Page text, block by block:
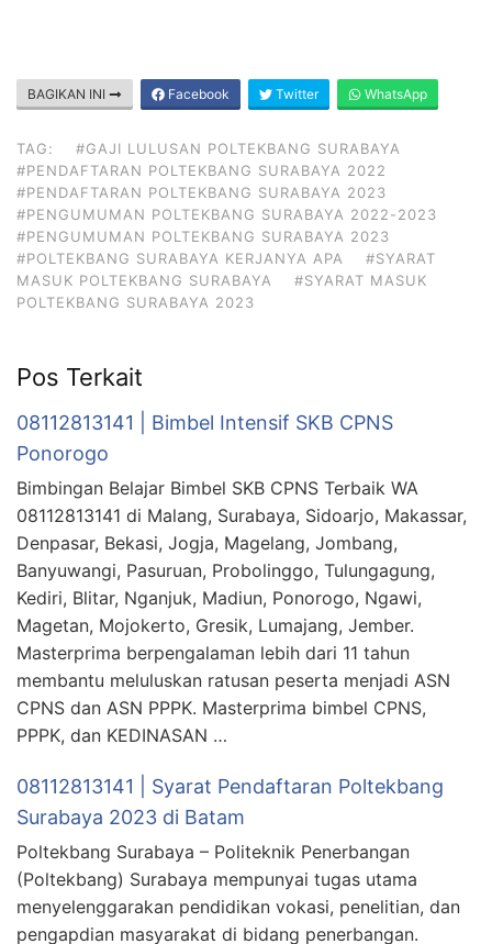
BAGIKAN INI Facebook Twitter WhatsApp
TAG:
#GAJI LULUSAN POLTEKBANG SURABAYA
#PENDAFTARAN POLTEKBANG SURABAYA 2022
#PENDAFTARAN POLTEKBANG SURABAYA 2023
#PENGUMUMAN POLTEKBANG SURABAYA 2022-2023
#PENGUMUMAN POLTEKBANG SURABAYA 2023
#POLTEKBANG SURABAYA KERJANYA APA
#SYARAT
MASUK POLTEKBANG SURABAYA
#SYARAT MASUK
POLTEKBANG SURABAYA 2023
Pos Terkait
08112813141 | Bimbel Intensif SKB CPNS
Ponorogo
Bimbingan Belajar Bimbel SKB CPNS Terbaik WA
08112813141 di Malang, Surabaya, Sidoarjo, Makassar,
Denpasar, Bekasi, Jogja, Magelang, Jombang,
Banyuwangi, Pasuruan, Probolinggo, Tulungagung,
Kediri, Blitar, Nganjuk, Madiun, Ponorogo, Ngawi,
Magetan, Mojokerto, Gresik, Lumajang, Jember.
Masterprima berpengalaman lebih dari 11 tahun
membantu meluluskan ratusan peserta menjadi ASN
CPNS dan ASN PPPK. Masterprima bimbel CPNS,
PPPK, dan KEDINASAN …
08112813141 | Syarat Pendaftaran Poltekbang
Surabaya 2023 di Batam
Poltekbang Surabaya – Politeknik Penerbangan
(Poltekbang) Surabaya mempunyai tugas utama
menyelenggarakan pendidikan vokasi, penelitian, dan
pengapdian masyarakat di bidang penerbangan.